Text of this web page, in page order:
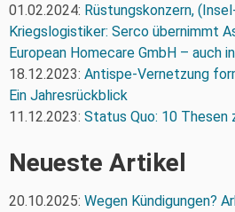
01.02.2024: Rüstungskonzern,
Kriegslogistiker: Serco übernimmt
European Homecare GmbH – auch
18.12.2023: Antispe-Vernetzung
Ein Jahresrückblick
11.12.2023: Status Quo: 10 Thesen
Neueste Artikel
20.10.2025: Wegen Kündigungen?